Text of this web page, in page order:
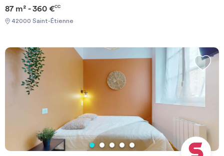
Garantie Visale obligatoirement et une assurance habitation+++
[ENG] CHECK-IN CAN ONLY BE DONE ON WEEKDAYS AND
NOT AT WEEKENDS +++You must provide a Visale Guarantee
87 m² - 360 €CC
42000 Saint-Étienne